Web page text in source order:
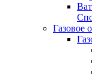
Газовое